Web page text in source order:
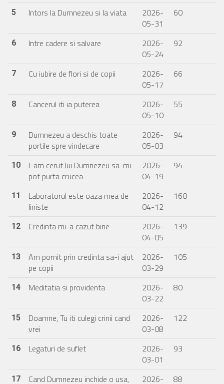
5 Intors la Dumnezeu si la viata
2026-
05-31
60
6 Intre cadere si salvare
2026-
05-24
92
7 Cu iubire de flori si de copii
2026-
05-17
66
8 Cancerul iti ia puterea
2026-
05-10
55
9
Dumnezeu a deschis toate
portile spre vindecare
2026-
05-03
94
10
I-am cerut lui Dumnezeu sa-mi
pot purta crucea
2026-
04-19
94
11
Laboratorul este oaza mea de
liniste
2026-
04-12
160
12 Credinta mi-a cazut bine
2026-
04-05
139
13
Am pornit prin credinta sa-i ajut
pe copii
2026-
03-29
105
14 Meditatia si providenta
2026-
03-22
80
15
Doamne, Tu iti culegi crinii cand
vrei
2026-
03-08
122
16 Legaturi de suflet
2026-
03-01
93
17 Cand Dumnezeu inchide o usa, 2026- 88